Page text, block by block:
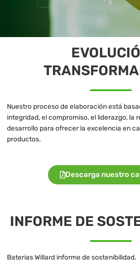
Nuestro proceso de elaboración está
integridad, el compromiso, el liderazgo, la
desarrollo para ofrecer la excelencia en
productos.
Descarga nuestro
INFORME DE
Baterias Willard informe de sostenibilidad.